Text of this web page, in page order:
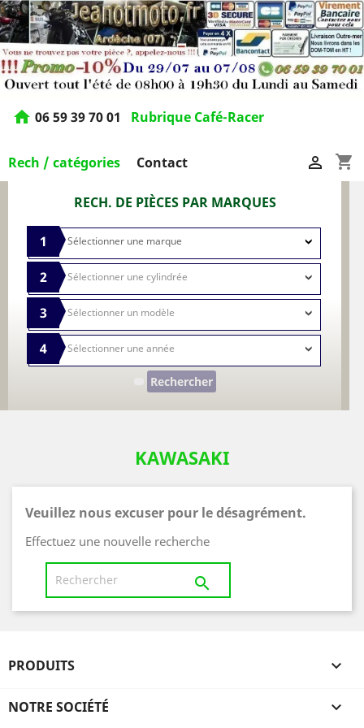
home 06 59 39 70 01 Rubrique Café-Racer
Rech / catégories Contact shopping_cart

RECH. DE PIÈCES PAR MARQUES
1
2
3
4
Rechercher
KAWASAKI
Veuillez nous excuser pour le désagrément.
Effectuez une nouvelle recherche

PRODUITS 
NOTRE SOCIÉTÉ 